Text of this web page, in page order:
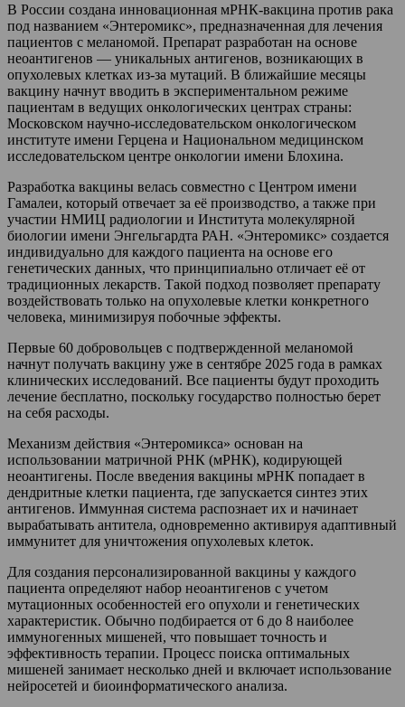
В России создана инновационная мРНК-вакцина против рака
под названием «Энтеромикс», предназначенная для лечения
пациентов с меланомой. Препарат разработан на основе
неоантигенов — уникальных антигенов, возникающих в
опухолевых клетках из-за мутаций. В ближайшие месяцы
вакцину начнут вводить в экспериментальном режиме
пациентам в ведущих онкологических центрах страны:
Московском научно-исследовательском онкологическом
институте имени Герцена и Национальном медицинском
исследовательском центре онкологии имени Блохина.
Разработка вакцины велась совместно с Центром имени
Гамалеи, который отвечает за её производство, а также при
участии НМИЦ радиологии и Института молекулярной
биологии имени Энгельгардта РАН. «Энтеромикс» создается
индивидуально для каждого пациента на основе его
генетических данных, что принципиально отличает её от
традиционных лекарств. Такой подход позволяет препарату
воздействовать только на опухолевые клетки конкретного
человека, минимизируя побочные эффекты.
Первые 60 добровольцев с подтвержденной меланомой
начнут получать вакцину уже в сентябре 2025 года в рамках
клинических исследований. Все пациенты будут проходить
лечение бесплатно, поскольку государство полностью берет
на себя расходы.
Механизм действия «Энтеромикса» основан на
использовании матричной РНК (мРНК), кодирующей
неоантигены. После введения вакцины мРНК попадает в
дендритные клетки пациента, где запускается синтез этих
антигенов. Иммунная система распознает их и начинает
вырабатывать антитела, одновременно активируя адаптивный
иммунитет для уничтожения опухолевых клеток.
Для создания персонализированной вакцины у каждого
пациента определяют набор неоантигенов с учетом
мутационных особенностей его опухоли и генетических
характеристик. Обычно подбирается от 6 до 8 наиболее
иммуногенных мишеней, что повышает точность и
эффективность терапии. Процесс поиска оптимальных
мишеней занимает несколько дней и включает использование
нейросетей и биоинформатического анализа.